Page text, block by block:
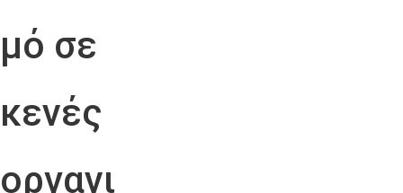
μό σε
κενές
οργανι